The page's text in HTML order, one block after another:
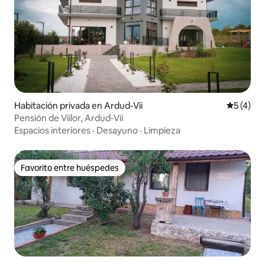
Habitación privada en Ardud-Vii
5 (4)
Pensión de Viilor, Ardud-Vii
Espacios interiores · Desayuno · Limpieza
Favorito entre huéspedes
Favorito entre huéspedes